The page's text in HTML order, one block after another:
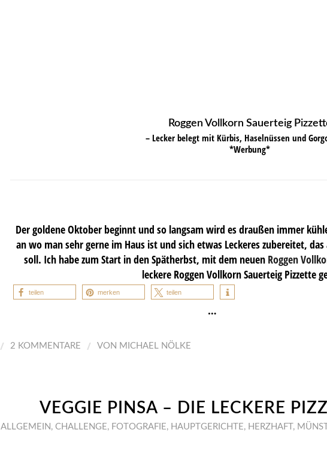
Roggen Vollkorn Sauerteig
– Lecker belegt mit Kürbis, Haselnüssen und
*Werbung*
Der goldene Oktober beginnt und so langsam wird es draußen immer
an wo man sehr gerne im Haus ist und sich etwas Leckeres zubereitet,
soll. Ich habe zum Start in den Spätherbst, mit dem neuen Roggen
leckere Roggen Vollkorn Sauerteig Pizzette
teilen merken teilen
…
/ 2 KOMMENTARE / VON MICHAEL NÖLKE
VEGGIE PINSA – DIE LECKERE
ALLGEMEIN , CHALLENGE, FOTOGRAFIE, HAUPTGERICHTE, HERZHAFT,